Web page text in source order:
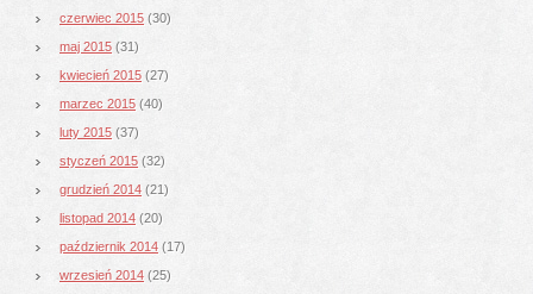
czerwiec 2015 (30)
maj 2015 (31)
kwiecień 2015 (27)
marzec 2015 (40)
luty 2015 (37)
styczeń 2015 (32)
grudzień 2014 (21)
listopad 2014 (20)
październik 2014 (17)
wrzesień 2014 (25)